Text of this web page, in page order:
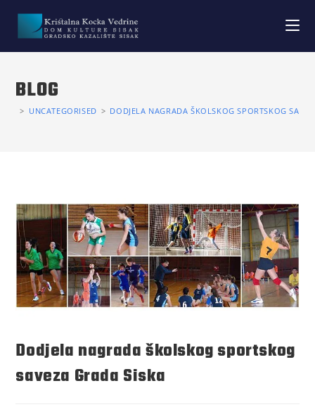
BLOG
> UNCATEGORISED > DODJELA NAGRADA ŠKOLSKOG SPORTSKOG
Dodjela nagrada školskog sportskog
saveza Grada Siska